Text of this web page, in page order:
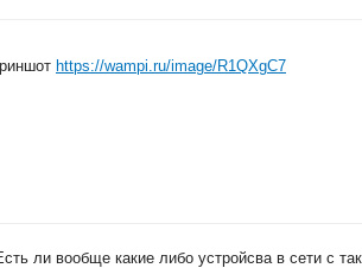
https://wampi.ru/image/R1QXgC7
ли вообще какие либо устройсва в сети с